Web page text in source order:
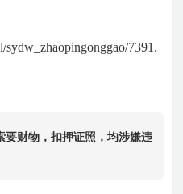
7391.
财物，扣押证照，均涉嫌违